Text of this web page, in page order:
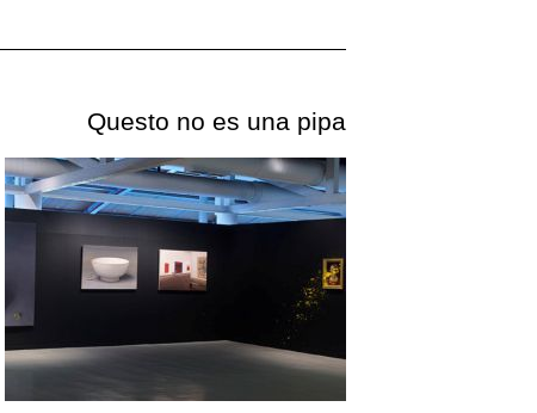
Questo no es una pipa